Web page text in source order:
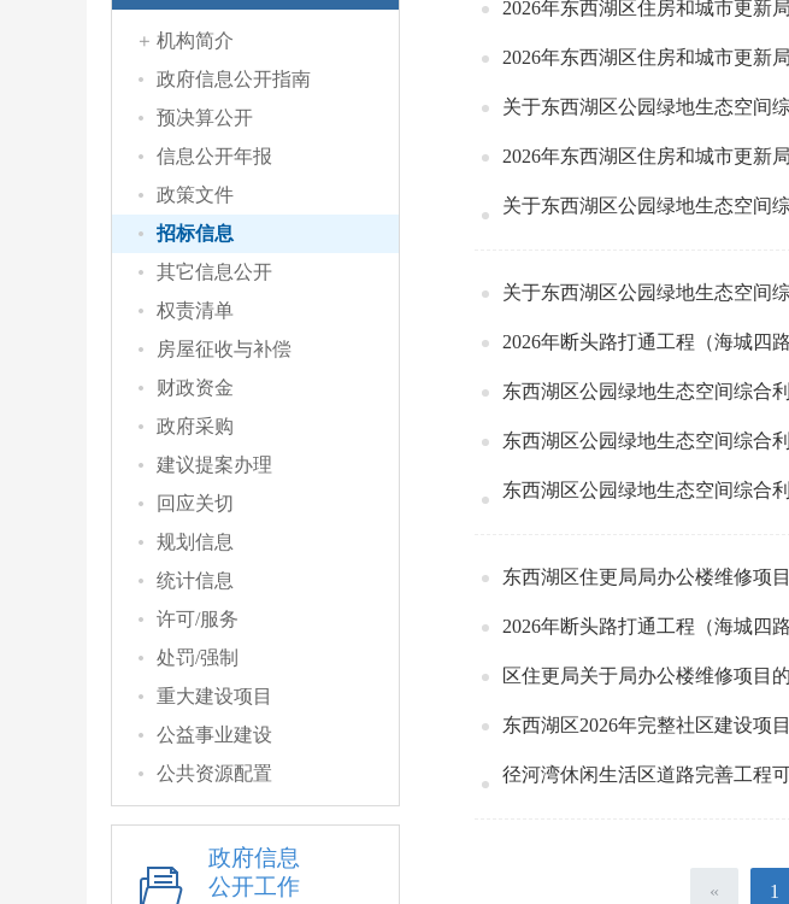
机构简介
政府信息公开指南
预决算公开
信息公开年报
政策文件
招标信息
其它信息公开
权责清单
房屋征收与补偿
财政资金
政府采购
建议提案办理
回应关切
规划信息
统计信息
许可/服务
处罚/强制
重大建设项目
公益事业建设
公共资源配置
政府信息
公开工作
2026年东西湖区住房和城市更新
2026年东西湖区住房和城市更新
2026年断头路打通工程（海城四
东西湖区公园绿地生态空间综合
东西湖区公园绿地生态空间综合
东西湖区住更局局办公楼维修项
2026年断头路打通工程（海城四
区住更局关于局办公楼维修项目
« 1